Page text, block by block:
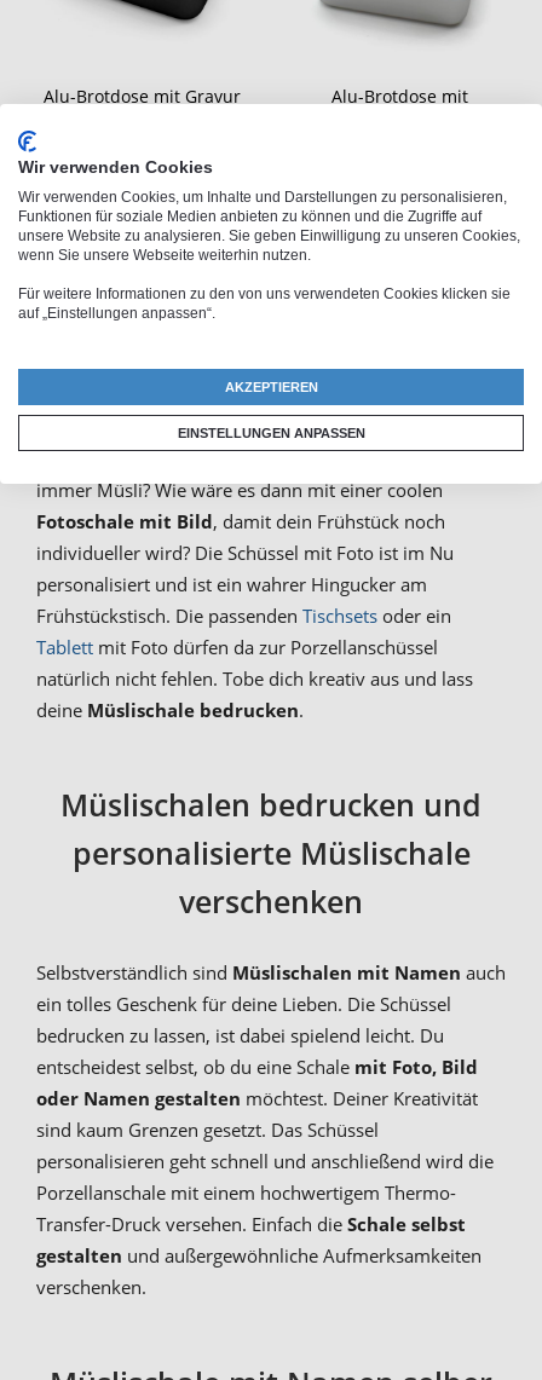
Alu-Brotdose mit Gravur
Normalpreis 32,95 €
Alu-Brotdose mit
gestalten
Zu einem gelungenen Frühstück zählt für dich auch
immer Müsli? Wie wäre es dann mit einer coolen
Fotoschale mit Bild, damit dein Frühstück noch
individueller wird? Die Schüssel mit Foto ist im Nu
personalisiert und ist ein wahrer Hingucker am
Frühstückstisch. Die passenden Tischsets oder ein
Tablett mit Foto dürfen da zur Porzellanschüssel
natürlich nicht fehlen. Tobe dich kreativ aus und lass
deine Müslischale bedrucken.
Müslischalen bedrucken und
personalisierte Müslischale
verschenken
Selbstverständlich sind Müslischalen mit Namen auch
ein tolles Geschenk für deine Lieben. Die Schüssel
bedrucken zu lassen, ist dabei spielend leicht. Du
entscheidest selbst, ob du eine Schale mit Foto, Bild
oder Namen gestalten möchtest. Deiner Kreativität
sind kaum Grenzen gesetzt. Das Schüssel
personalisieren geht schnell und anschließend wird die
Porzellanschale mit einem hochwertigem Thermo-
Transfer-Druck versehen. Einfach die Schale selbst
gestalten und außergewöhnliche Aufmerksamkeiten
verschenken.
Wir verwenden Cookies
Wir verwenden Cookies, um Inhalte und Darstellungen zu personalisieren,
Funktionen für soziale Medien anbieten zu können und die Zugriffe auf
unsere Website zu analysieren. Sie geben Einwilligung zu unseren Cookies,
wenn Sie unsere Webseite weiterhin nutzen.
Für weitere Informationen zu den von uns verwendeten Cookies klicken sie
auf „Einstellungen anpassen“.
AKZEPTIEREN
EINSTELLUNGEN ANPASSEN